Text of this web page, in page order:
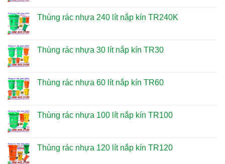
Thùng rác nhựa 240 lít nắp kín TR240K
Thùng rác nhựa 30 lít nắp kín TR30
Thùng rác nhựa 60 lít nắp kín TR60
Thùng rác nhựa 100 lít nắp kín TR100
Thùng rác nhựa 120 lít nắp kín TR120